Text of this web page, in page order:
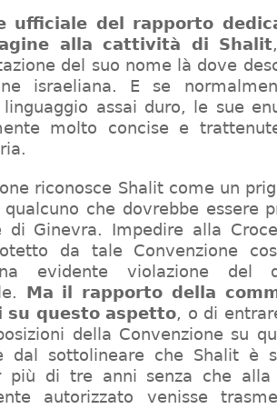
ufficiale del rapporto
alla cattività di Shalit
del suo nome là dove
israeliana. E se
assai duro, le sue
molto concise e
riconosce Shalit come un
che dovrebbe essere
di Ginevra. Impedire alla
da tale Convenzione
evidente violazione del
Ma il rapporto della
su questo aspetto, o di
della Convenzione su
dal sottolineare che Shalit è
più di tre anni senza che
autorizzato venisse